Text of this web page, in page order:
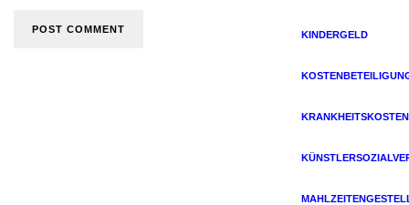
KINDERGELD
KRANKHEITSKOSTEN